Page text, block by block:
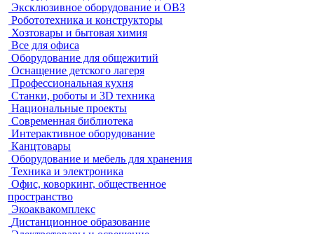
Эксклюзивное оборудование и ОВЗ
Робототехника и конструкторы
Хозтовары и бытовая химия
Все для офиса
Оборудование для общежитий
Оснащение детского лагеря
Профессиональная кухня
Станки, роботы и 3D техника
Национальные проекты
Современная библиотека
Интерактивное оборудование
Канцтовары
Оборудование и мебель для хранения
Техника и электроника
Офис, коворкинг, общественное
пространство
Экоаквакомплекс
Дистанционное образование